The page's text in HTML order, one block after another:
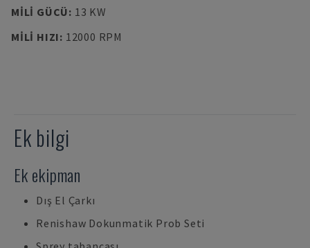
MILI GÜCÜ: 13 KW
MILI HIZI: 12000 RPM
Ek bilgi
Ek ekipman
Dış El Çarkı
Renishaw Dokunmatik Prob Seti